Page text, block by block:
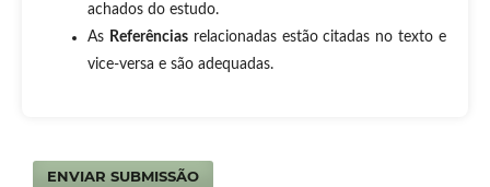
achados do estudo.
As Referênciasrelacionadas estão citadas no texto e
vice-versa e são adequadas.
ENVIAR SUBMISSÃO